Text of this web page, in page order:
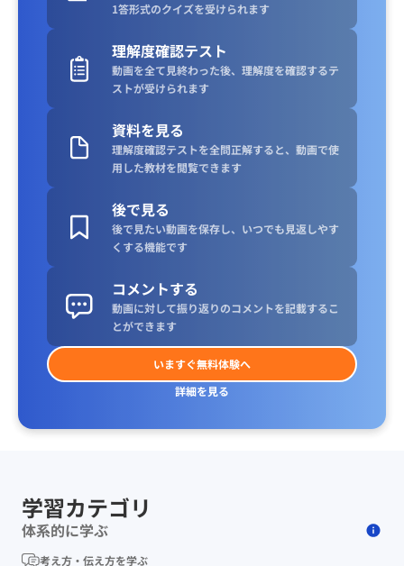
1答形式のクイズを受けられます
理解度確認テスト
動画を全て見終わった後、理解度を確認するテ
ストが受けられます
資料を見る
理解度確認テストを全問正解すると、動画で使
用した教材を閲覧できます
後で見る
後で見たい動画を保存し、いつでも見返しやす
くする機能です
コメントする
動画に対して振り返りのコメントを記載するこ
とができます
いますぐ無料体験へ
詳細を見る
学習カテゴリ
体系的に学ぶ
考え方・伝え方を学ぶ